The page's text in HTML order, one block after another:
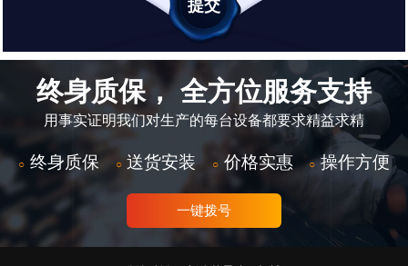
终身质保， 全方位服务支持
用事实证明我们对生产的每台设备都要求精益求精
○ 终身质保 ○ 送货安装 ○ 价格实惠 ○ 操作方便
一键拨号